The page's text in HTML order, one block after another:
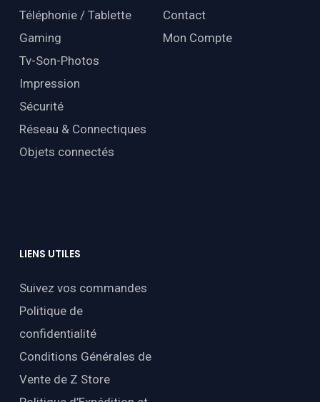
Téléphonie / Tablette
Gaming
Tv-Son-Photos
Impression
Sécurité
Réseau & Connectiques
Objets connectés
Contact
Mon Compte
LIENS UTILES
Suivez vos commandes
Politique de
confidentialité
Conditions Générales de
Vente de Z Store